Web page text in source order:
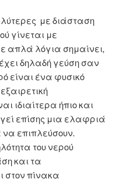
με διάσταση
γίνεται με
απλά λόγια σημαίνει,
δηλαδή γεύση σαν
είναι ένα φυσικό
ιδιαίτερα ήπιο και
επίσης μια ελαφριά
επιπλεύσουν.
του νερού
και τα
πίνακα